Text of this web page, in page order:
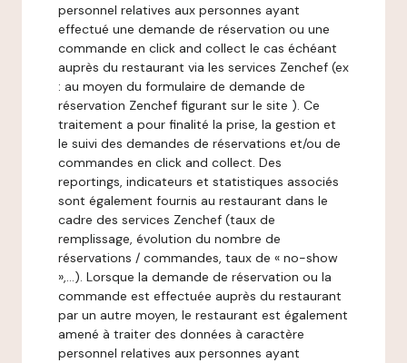
personnel relatives aux personnes ayant
effectué une demande de réservation ou une
commande en click and collect le cas échéant
auprès du restaurant via les services Zenchef (ex
: au moyen du formulaire de demande de
réservation Zenchef figurant sur le site ). Ce
traitement a pour finalité la prise, la gestion et
le suivi des demandes de réservations et/ou de
commandes en click and collect. Des
reportings, indicateurs et statistiques associés
sont également fournis au restaurant dans le
cadre des services Zenchef (taux de
remplissage, évolution du nombre de
réservations / commandes, taux de « no-show
»,…). Lorsque la demande de réservation ou la
commande est effectuée auprès du restaurant
par un autre moyen, le restaurant est également
amené à traiter des données à caractère
personnel relatives aux personnes ayant